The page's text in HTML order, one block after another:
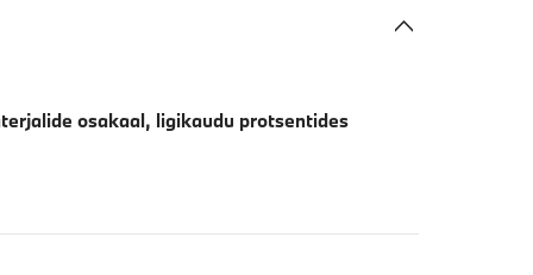
osakaal, ligikaudu protsentides